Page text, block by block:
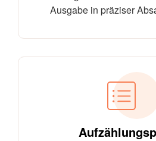
Ausgabe in präziser